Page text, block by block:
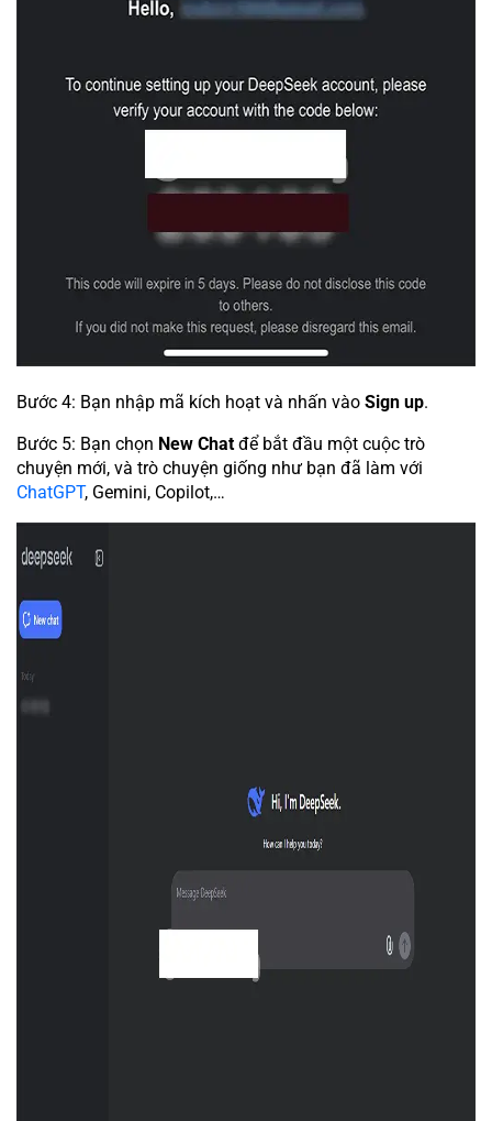
Bước 4: Bạn nhập mã kích hoạt và nhấn vào Sign up.
Bước 5: Bạn chọn New Chatđể bắt đầu một cuộc trò
chuyện mới, và trò chuyện giống như bạn đã làm với
ChatGPT, Gemini, Copilot,…